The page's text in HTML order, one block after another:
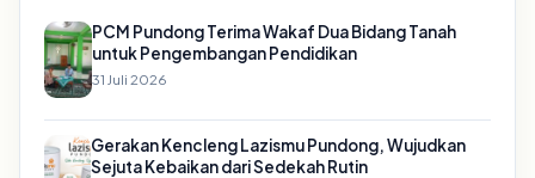
PCM Pundong Terima Wakaf Dua Bidang Tanah
untuk Pengembangan Pendidikan
31 Juli 2026
Gerakan Kencleng Lazismu Pundong, Wujudkan
Sejuta Kebaikan dari Sedekah Rutin